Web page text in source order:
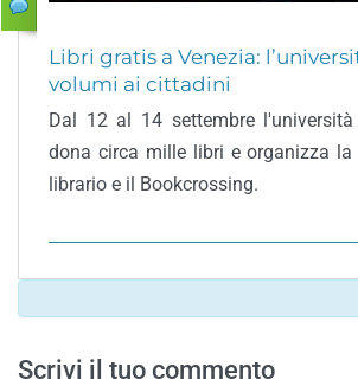
Libri gratis a Venezia:
volumi ai cittadini
Dal 12 al 14 settembre
dona circa mille libri e organizza la
librario e il Bookcrossing.
Scrivi il tuo commento